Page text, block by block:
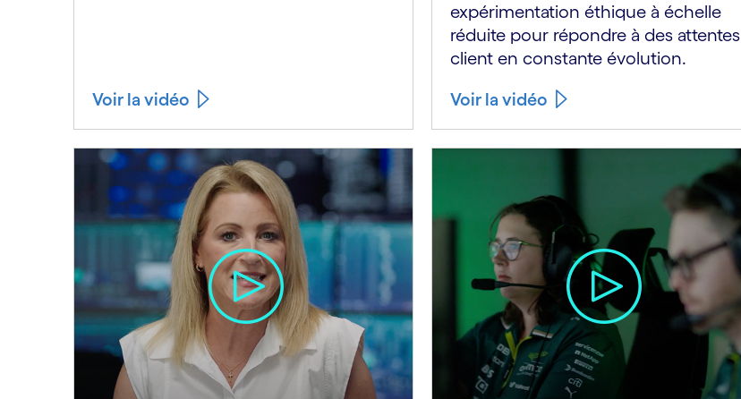
Voir la vidéo
expérimentation éthique à échelle
réduite pour répondre à des attentes
client en constante évolution.
Voir la vidéo